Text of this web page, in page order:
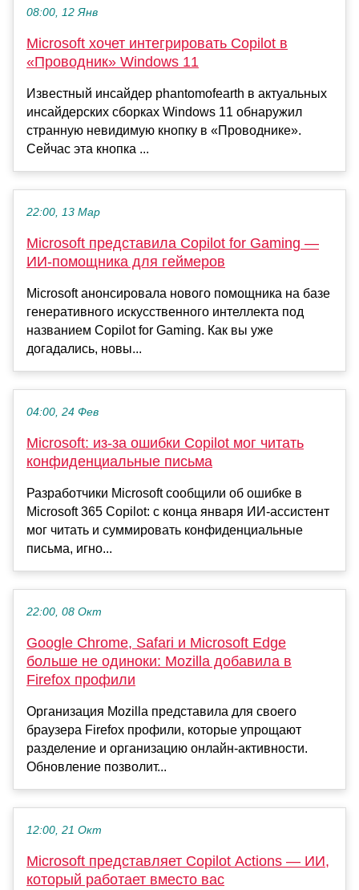
08:00, 12 Янв
Microsoft хочет интегрировать Copilot в
«Проводник» Windows 11
Известный инсайдер phantomofearth в актуальных
инсайдерских сборках Windows 11 обнаружил
странную невидимую кнопку в «Проводнике».
Сейчас эта кнопка ...
22:00, 13 Мар
Microsoft представила Copilot for Gaming —
ИИ-помощника для геймеров
Microsoft анонсировала нового помощника на базе
генеративного искусственного интеллекта под
названием Copilot for Gaming. Как вы уже
догадались, новы...
04:00, 24 Фев
Microsoft: из-за ошибки Copilot мог читать
конфиденциальные письма
Разработчики Microsoft сообщили об ошибке в
Microsoft 365 Copilot: с конца января ИИ-ассистент
мог читать и суммировать конфиденциальные
письма, игно...
22:00, 08 Окт
Google Chrome, Safari и Microsoft Edge
больше не одиноки: Mozilla добавила в
Firefox профили
Организация Mozilla представила для своего
браузера Firefox профили, которые упрощают
разделение и организацию онлайн-активности.
Обновление позволит...
12:00, 21 Окт
Microsoft представляет Copilot Actions — ИИ,
который работает вместо вас